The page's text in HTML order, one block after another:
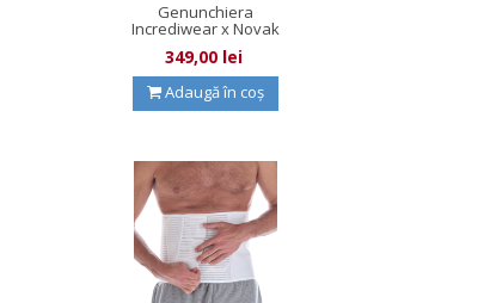
Genunchiera
Incrediwear x Novak
Djokovic
349,00 lei
Adaugă în coș